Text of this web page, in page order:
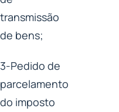
transmissão
de bens;
3-Pedido de
parcelamento
do imposto